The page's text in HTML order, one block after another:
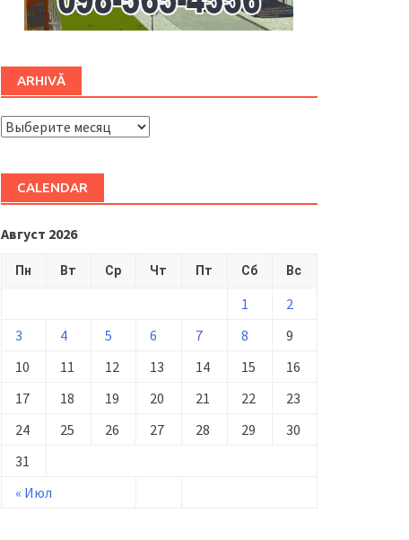
ARHIVĂ
ARHIVĂ
CALENDAR
Август 2026
Пн Вт Ср Чт Пт Сб Вс
« Июл
1
2
3
4 5 6 7 8
9
10
11 12 13 14 15
16
17
18 19 20 21 22
23
24
25 26 27 28 29
30
31